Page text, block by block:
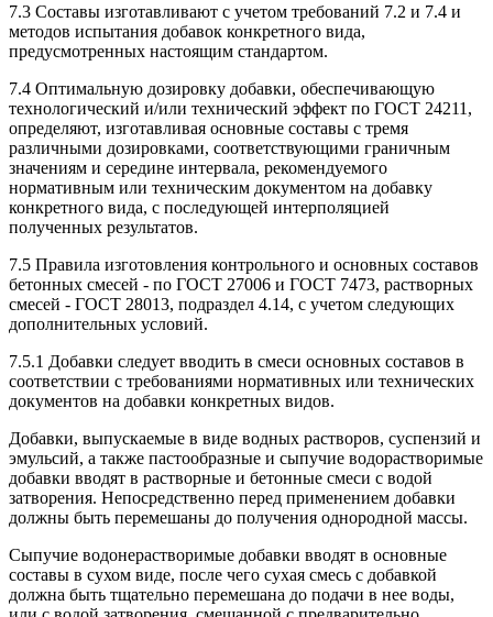
7.3 Составы изготавливают с учетом требований 7.2 и 7.4 и
методов испытания добавок конкретного вида,
предусмотренных настоящим стандартом.
7.4 Оптимальную дозировку добавки, обеспечивающую
технологический и/или технический эффект по ГОСТ 24211,
определяют, изготавливая основные составы с тремя
различными дозировками, соответствующими граничным
значениям и середине интервала, рекомендуемого
нормативным или техническим документом на добавку
конкретного вида, с последующей интерполяцией
полученных результатов.
7.5 Правила изготовления контрольного и основных составов
бетонных смесей - по ГОСТ 27006 и ГОСТ 7473, растворных
смесей - ГОСТ 28013, подраздел 4.14, с учетом следующих
дополнительных условий.
7.5.1 Добавки следует вводить в смеси основных составов в
соответствии с требованиями нормативных или технических
документов на добавки конкретных видов.
Добавки, выпускаемые в виде водных растворов, суспензий и
эмульсий, а также пастообразные и сыпучие водорастворимые
добавки вводят в растворные и бетонные смеси с водой
затворения. Непосредственно перед применением добавки
должны быть перемешаны до получения однородной массы.
Сыпучие водонерастворимые добавки вводят в основные
составы в сухом виде, после чего сухая смесь с добавкой
должна быть тщательно перемешана до подачи в нее воды,